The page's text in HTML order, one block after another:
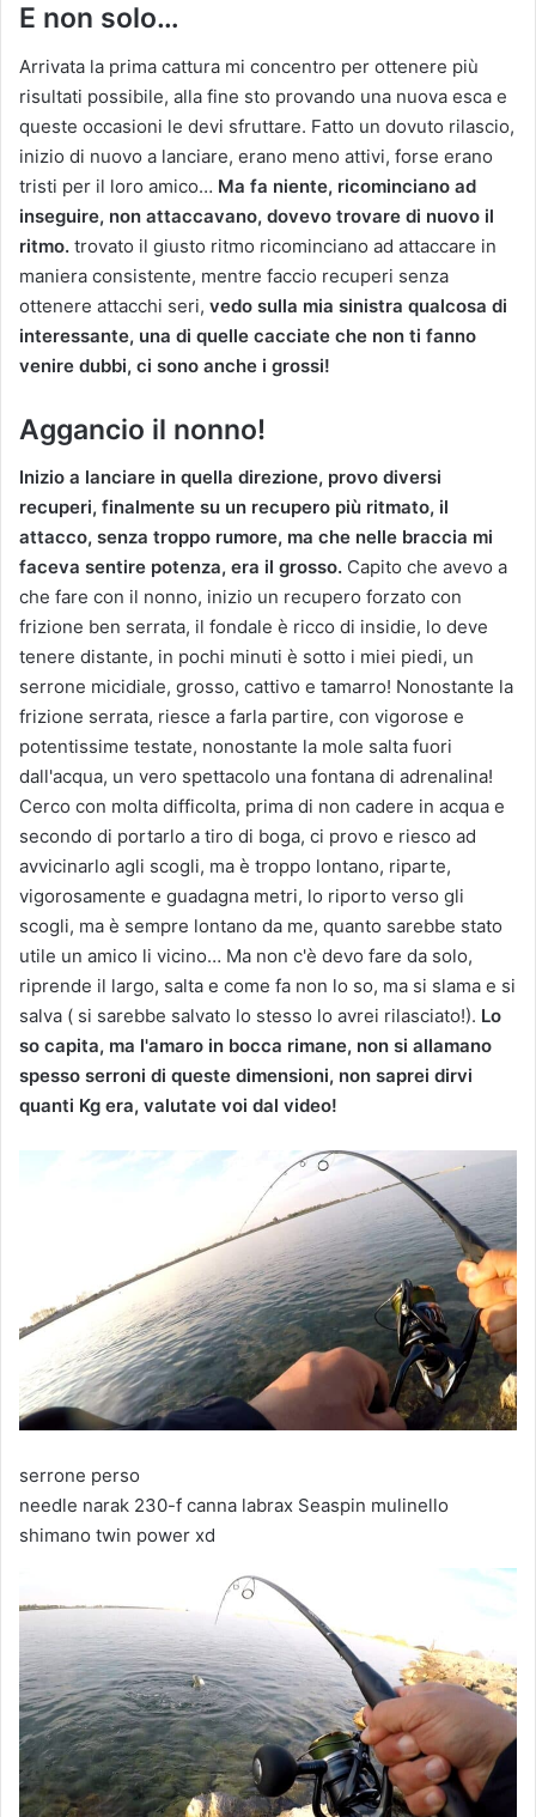
E non solo…
Arrivata la prima cattura mi concentro per ottenere più
risultati possibile, alla fine sto provando una nuova esca e
queste occasioni le devi sfruttare. Fatto un dovuto rilascio,
inizio di nuovo a lanciare, erano meno attivi, forse erano
tristi per il loro amico… Ma fa niente, ricominciano ad
inseguire, non attaccavano, dovevo trovare di nuovo il
ritmo. trovato il giusto ritmo ricominciano ad attaccare in
maniera consistente, mentre faccio recuperi senza
ottenere attacchi seri, vedo sulla mia sinistra qualcosa di
interessante, una di quelle cacciate che non ti fanno
venire dubbi, ci sono anche i grossi!
Aggancio il nonno!
Inizio a lanciare in quella direzione, provo diversi
recuperi, finalmente su un recupero più ritmato, il
attacco, senza troppo rumore, ma che nelle braccia mi
faceva sentire potenza, era il grosso. Capito che avevo a
che fare con il nonno, inizio un recupero forzato con
frizione ben serrata, il fondale è ricco di insidie, lo deve
tenere distante, in pochi minuti è sotto i miei piedi, un
serrone micidiale, grosso, cattivo e tamarro! Nonostante la
frizione serrata, riesce a farla partire, con vigorose e
potentissime testate, nonostante la mole salta fuori
dall'acqua, un vero spettacolo una fontana di adrenalina!
Cerco con molta difficolta, prima di non cadere in acqua e
secondo di portarlo a tiro di boga, ci provo e riesco ad
avvicinarlo agli scogli, ma è troppo lontano, riparte,
vigorosamente e guadagna metri, lo riporto verso gli
scogli, ma è sempre lontano da me, quanto sarebbe stato
utile un amico li vicino… Ma non c'è devo fare da solo,
riprende il largo, salta e come fa non lo so, ma si slama e si
salva ( si sarebbe salvato lo stesso lo avrei rilasciato!). Lo
so capita, ma l'amaro in bocca rimane, non si allamano
spesso serroni di queste dimensioni, non saprei dirvi
quanti Kg era, valutate voi dal video!
serrone perso
needle narak 230-f canna labrax Seaspin mulinello
shimano twin power xd